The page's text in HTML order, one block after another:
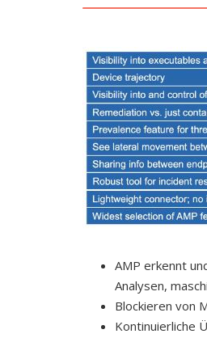
AMP erkennt
Analysen,
Blockieren von
Kontinuierliche